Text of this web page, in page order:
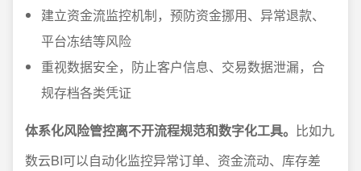
建立资金流监控机制，预防资金挪用、异常退款、
平台冻结等风险
重视数据安全，防止客户信息、交易数据泄漏，合
规存档各类凭证
体系化风险管控离不开流程规范和数字化工具。 比如九
数云BI可以自动化监控异常订单、资金流动、库存差